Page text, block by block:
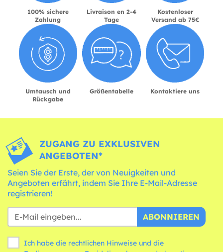
100% sichere
Zahlung
Livraison en 2-4
Tage
Kostenloser
Versand ab 75€
Umtausch und
Rückgabe
Größentabelle Kontaktiere uns
ZUGANG ZU EXKLUSIVEN
ANGEBOTEN*
Seien Sie der Erste, der von Neuigkeiten und
Angeboten erfährt, indem Sie Ihre E-Mail-Adresse
registrieren!
ABONNIEREN
Ich habe die rechtlichen Hinweise und die